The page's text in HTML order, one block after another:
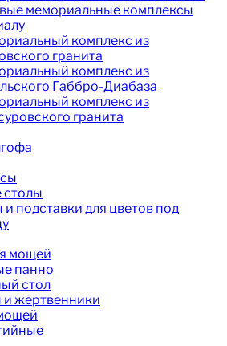
мемориальные комплексы
комплекс из
гранита
комплекс из
Габбро-Диабаза
комплекс из
гранита
столы
подставки для цветов под
мощей
панно
стол
и жертвенники